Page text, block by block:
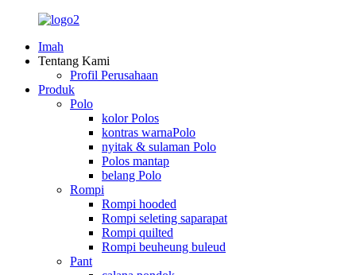
Imah
Tentang Kami
Profil Perusahaan
Produk
Polo
kolor Polos
kontras warnaPolo
nyitak & sulaman Polo
Polos mantap
belang Polo
Rompi
Rompi hooded
Rompi seleting saparapat
Rompi quilted
Rompi beuheung buleud
Pant